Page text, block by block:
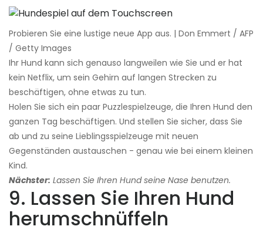
Probieren Sie eine lustige neue App aus. | Don Emmert / AFP
/ Getty Images
Ihr Hund kann sich genauso langweilen wie Sie und er hat
kein Netflix, um sein Gehirn auf langen Strecken zu
beschäftigen, ohne etwas zu tun.
Holen Sie sich ein paar Puzzlespielzeuge, die Ihren Hund den
ganzen Tag beschäftigen. Und stellen Sie sicher, dass Sie
ab und zu seine Lieblingsspielzeuge mit neuen
Gegenständen austauschen - genau wie bei einem kleinen
Kind.
Nächster: Lassen Sie Ihren Hund seine Nase benutzen.
9. Lassen Sie Ihren Hund
herumschnüffeln